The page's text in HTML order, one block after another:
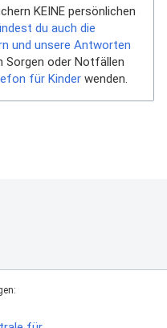
KEINE persönlichen
du auch die
und unsere Antworten
Sorgen oder Notfällen
für Kinder wenden.